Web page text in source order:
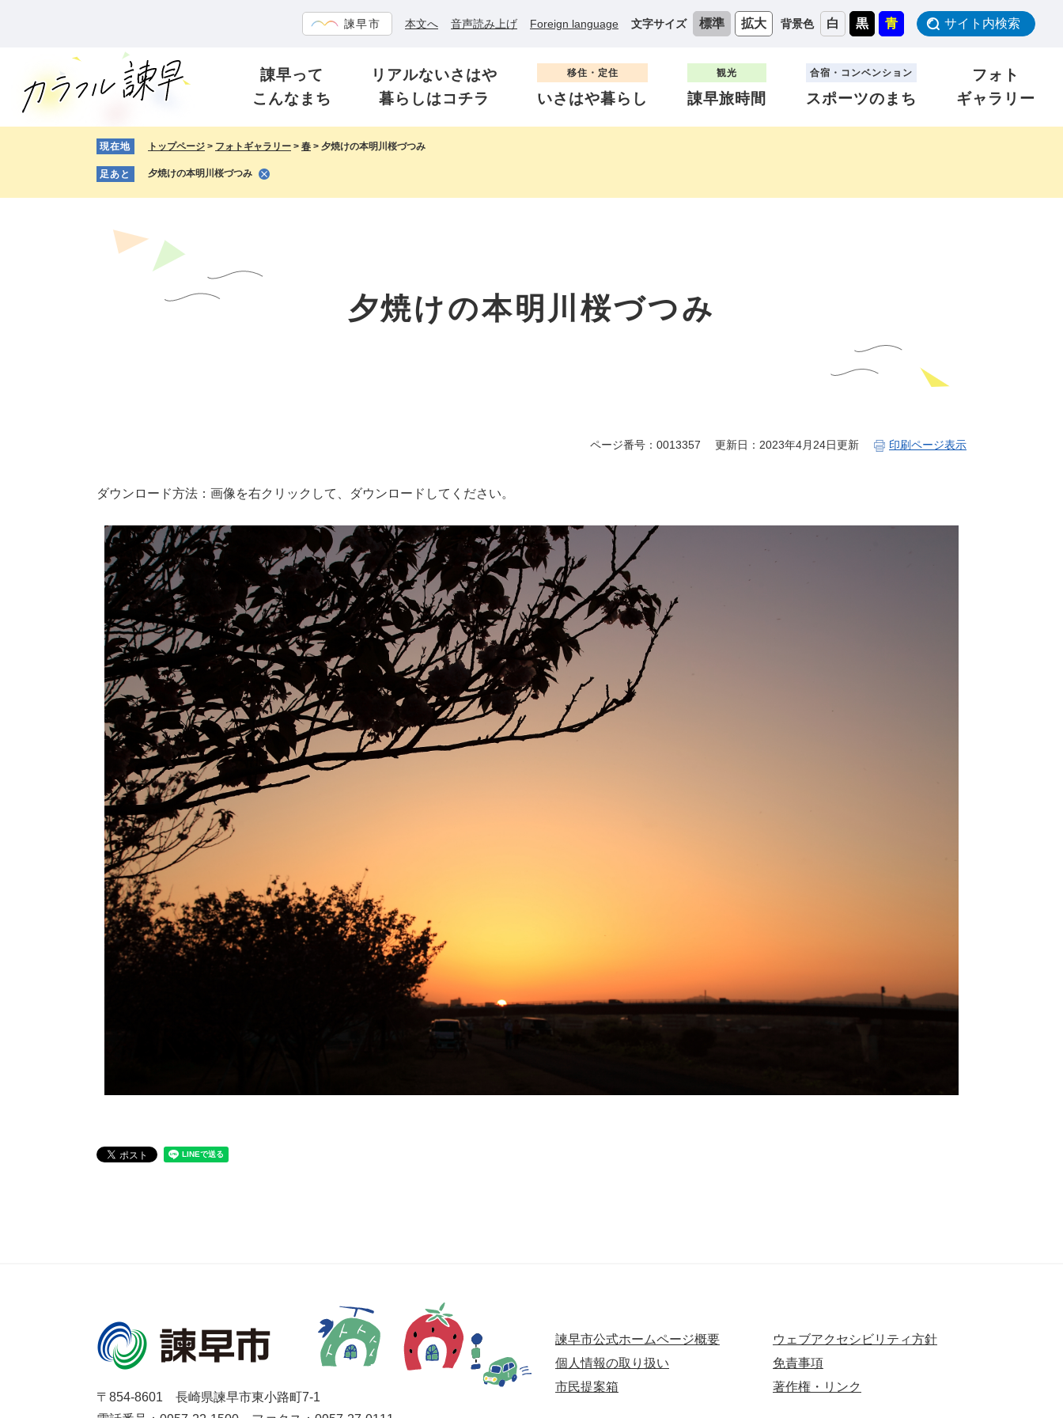
文
諫早市 本文へ 音声読み上げ Foreign language 文字サイズ 標準 拡大 背景色 白 黒 青 サイト内検索
諌早って
こんなまち
リアルないさはや
暮らしはコチラ
移住・定住
いさはや暮らし
観光
諌早旅時間
合宿・コンベンション
スポーツのまち
フォト
ギャラリー
現在地 トップページ > フォトギャラリー > 春 > 夕焼けの本明川桜づつみ
足あと 夕焼けの本明川桜づつみ
夕焼けの本明川桜づつみ
ページ番号：0013357 更新日：2023年4月24日更新 印刷ページ表示
ダウンロード方法：画像を右クリックして、ダウンロードしてください。
〒854-8601 長崎県諫早市東小路町7-1
諫早市公式ホームページ概要
ウェブアクセシビリティ方針
個人情報の取り扱い
免責事項
市民提案箱
著作権・リンク